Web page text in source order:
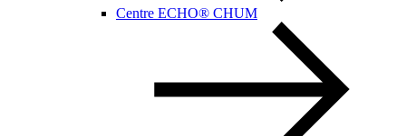
Centre ECHO® CHUM